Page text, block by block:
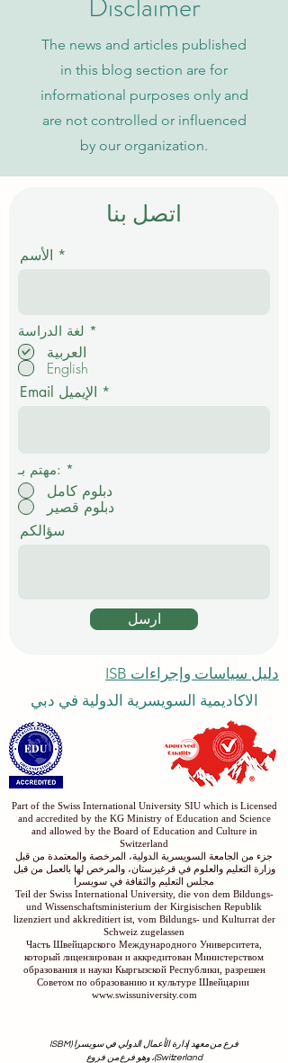
The news and articles published
in this blog section are for
informational purposes only and
are not controlled or influenced
by our organization.
اتصل بنا
الأسم
لغة الدراسة *
م
ي
العربية
English
Email الإيميل
مهتم بـ: *
دبلوم كامل
دبلوم قصير
سؤالكم
ارسل
دليل سياسات وإجراءات ISB
الاكاديمية السويسرية الدولية في دبي
Part of the Swiss International University SIU which is Licensed
and accredited by the KG Ministry of Education and Science
and allowed by the Board of Education and Culture in
Switzerland
جزء من الجامعة السويسرية الدولية، المرخصة والمعتمدة من قبل
وزارة التعليم والعلوم في قرغيزستان، والمرخص لها بالعمل من قبل
مجلس التعليم والثقافة في سويسرا
Teil der Swiss International University, die von dem Bildungs-
und Wissenschaftsministerium der Kirgisischen Republik
lizenziert und akkreditiert ist, vom Bildungs- und Kulturrat der
Schweiz zugelassen
Часть Швейцарского Международного Университета,
который лицензирован и аккредитован Министерством
образования и науки Кыргызской Республики, разрешен
Советом по образованию и культуре Швейцарии
www.swissuniversity.com
فرع من معهد إدارة الأعمال الدولي في سويسرا (ISBM
Switzerland)، وهو فرع من فروع